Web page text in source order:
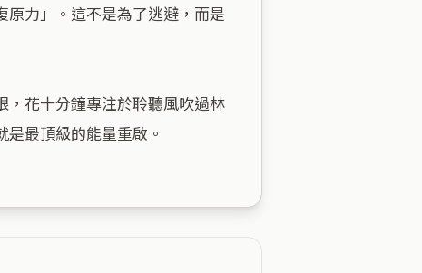
力」。這不是為了逃避，而是
，花十分鐘專注於聆聽風吹過林
最頂級的能量重啟。